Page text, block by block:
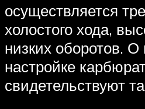
осуществляется
холостого хода,
низких оборотов.
настройке
свидетельствуют